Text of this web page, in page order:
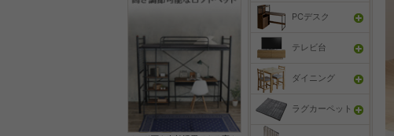
PCデスク
テレビ台
ダイニング
ラグカーペット